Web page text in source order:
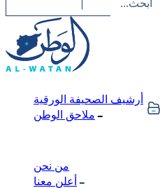
أرشيف الصحيفة الورقية
ملاحق الوطن
من نحن
أعلن معنا